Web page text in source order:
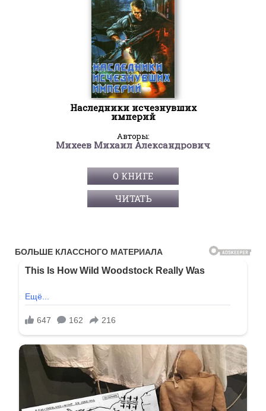
Наследники исчезнувших
империй
Авторы:
Михеев Михаил Александрович
О КНИГЕ
ЧИТАТЬ